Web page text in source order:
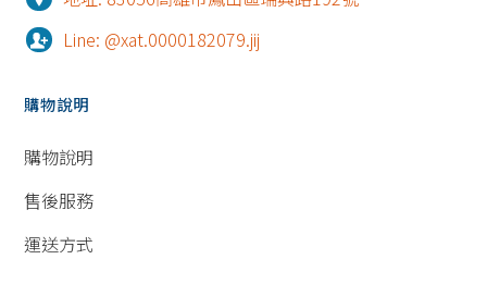
Line: @xat.0000182079.jij
購物說明
購物說明
售後服務
運送方式